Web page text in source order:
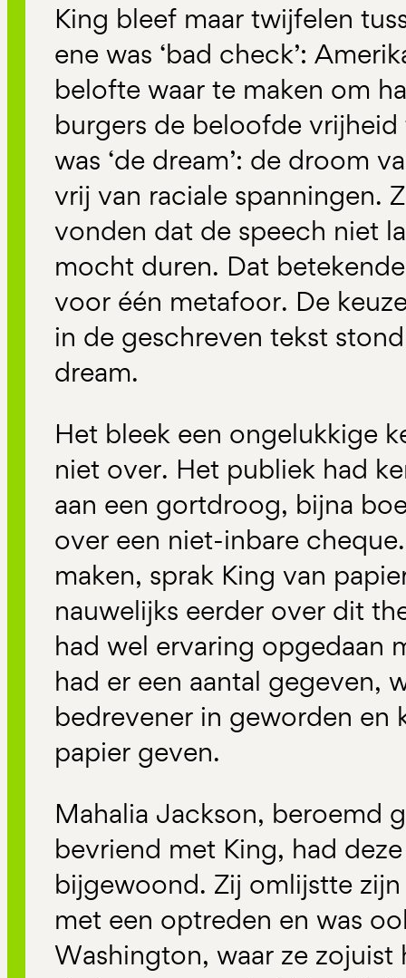
King bleef maar twijfelen
ene was ‘bad check’:
belofte waar te maken om
burgers de beloofde
was ‘de dream’: de droom
vrij van raciale spanningen.
vonden dat de speech niet
mocht duren. Dat
voor één metafoor. De
in de geschreven tekst
dream.
Het bleek een ongelukkige
niet over. Het publiek had
aan een gortdroog, bijna
over een niet-inbare
maken, sprak King van
nauwelijks eerder over dit
had wel ervaring opgedaan
had er een aantal gegeven,
bedrevener in geworden en
papier geven.
Mahalia Jackson, beroemd
bevriend met King, had
bijgewoond. Zij omlijstte
met een optreden en was
Washington, waar ze